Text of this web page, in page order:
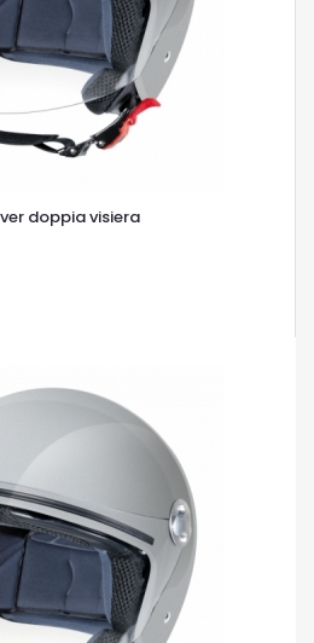
doppia visiera